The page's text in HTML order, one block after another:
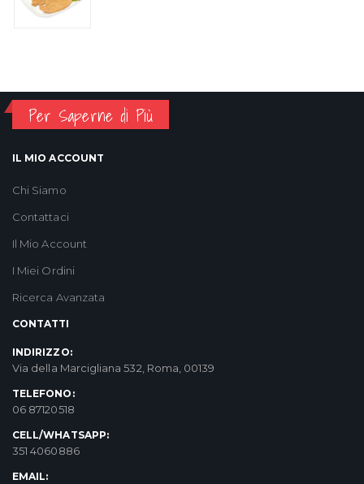
Per Saperne di Più
IL MIO ACCOUNT
Chi Siamo
Contattaci
Il Mio Account
I Miei Ordini
Ricerca Avanzata
CONTATTI
INDIRIZZO:
Via della Marcigliana 532, Roma, 00139
TELEFONO:
06 87120518
CELL/WHATSAPP:
351 4060886
EMAIL: